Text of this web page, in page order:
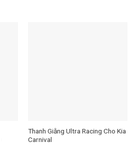
Thanh Giằng Ultra Racing Cho Kia
Carnival